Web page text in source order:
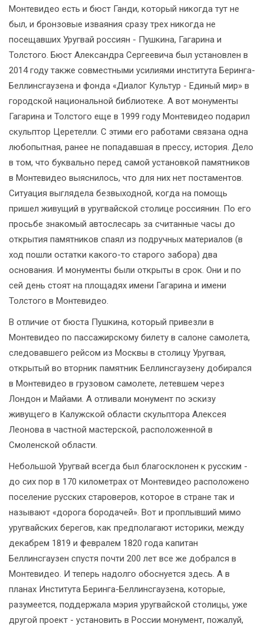
Монтевидео есть и бюст Ганди, который никогда тут не
был, и бронзовые изваяния сразу трех никогда не
посещавших Уругвай россиян - Пушкина, Гагарина и
Толстого. Бюст Александра Сергеевича был установлен в
2014 году также совместными усилиями института Беринга-
Беллинсгаузена и фонда «Диалог Культур - Единый мир» в
городской национальной библиотеке. А вот монументы
Гагарина и Толстого еще в 1999 году Монтевидео подарил
скульптор Церетелли. С этими его работами связана одна
любопытная, ранее не попадавшая в прессу, история. Дело
в том, что буквально перед самой установкой памятников
в Монтевидео выяснилось, что для них нет постаментов.
Ситуация выглядела безвыходной, когда на помощь
пришел живущий в уругвайской столице россиянин. По его
просьбе знакомый автослесарь за считанные часы до
открытия памятников спаял из подручных материалов (в
ход пошли остатки какого-то старого забора) два
основания. И монументы были открыты в срок. Они и по
сей день стоят на площадях имени Гагарина и имени
Толстого в Монтевидео.
В отличие от бюста Пушкина, который привезли в
Монтевидео по пассажирскому билету в салоне самолета,
следовавшего рейсом из Москвы в столицу Уругвая,
открытый во вторник памятник Беллинсгаузену добирался
в Монтевидео в грузовом самолете, летевшем через
Лондон и Майами. А отливали монумент по эскизу
живущего в Калужской области скульптора Алексея
Леонова в частной мастерской, расположенной в
Смоленской области.
Небольшой Уругвай всегда был благосклонен к русским -
до сих пор в 170 километрах от Монтевидео расположено
поселение русских староверов, которое в стране так и
называют «дорога бородачей». Вот и проплывший мимо
уругвайских берегов, как предполагают историки, между
декабрем 1819 и февралем 1820 года капитан
Беллинсгаузен спустя почти 200 лет все же добрался в
Монтевидео. И теперь надолго обоснуется здесь. А в
планах Института Беринга-Беллинсгаузена, которые,
разумеется, поддержала мэрия уругвайской столицы, уже
другой проект - установить в России монумент, пожалуй,